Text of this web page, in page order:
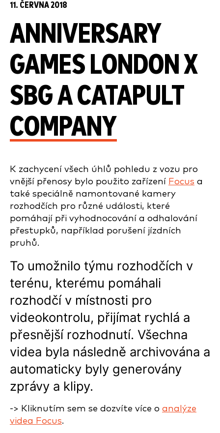
11. ČERVNA 2018
ANNIVERSARY
GAMES LONDON X
SBG A CATAPULT
COMPANY
K zachycení všech úhlů pohledu z vozu pro
vnější přenosy bylo použito zařízení Focus a
také speciálně namontované kamery
rozhodčích pro různé události, které
pomáhají při vyhodnocování a odhalování
přestupků, například porušení jízdních
pruhů.
To umožnilo týmu rozhodčích v
terénu, kterému pomáhali
rozhodčí v místnosti pro
videokontrolu, přijímat rychlá a
přesnější rozhodnutí. Všechna
videa byla následně archivována a
automaticky byly generovány
zprávy a klipy.
-> Kliknutím sem se dozvíte více o analýze
videa Focus.